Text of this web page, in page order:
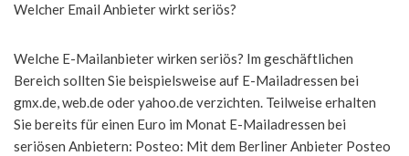
Welcher Email Anbieter wirkt seriös?
Welche E-Mailanbieter wirken seriös? Im geschäftlichen
Bereich sollten Sie beispielsweise auf E-Mailadressen bei
gmx.de, web.de oder yahoo.de verzichten. Teilweise erhalten
Sie bereits für einen Euro im Monat E-Mailadressen bei
seriösen Anbietern: Posteo: Mit dem Berliner Anbieter Posteo